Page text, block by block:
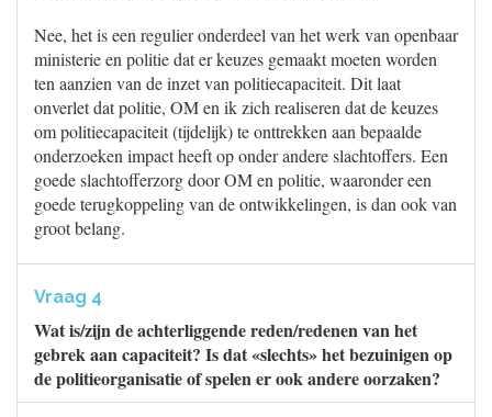
Nee, het is een regulier onderdeel van het werk van openbaar
ministerie en politie dat er keuzes gemaakt moeten worden
ten aanzien van de inzet van politiecapaciteit. Dit laat
onverlet dat politie, OM en ik zich realiseren dat de keuzes
om politiecapaciteit (tijdelijk) te onttrekken aan bepaalde
onderzoeken impact heeft op onder andere slachtoffers. Een
goede slachtofferzorg door OM en politie, waaronder een
goede terugkoppeling van de ontwikkelingen, is dan ook van
groot belang.
Vraag 4
Wat is/zijn de achterliggende reden/redenen van het
gebrek aan capaciteit? Is dat «slechts» het bezuinigen op
de politieorganisatie of spelen er ook andere oorzaken?